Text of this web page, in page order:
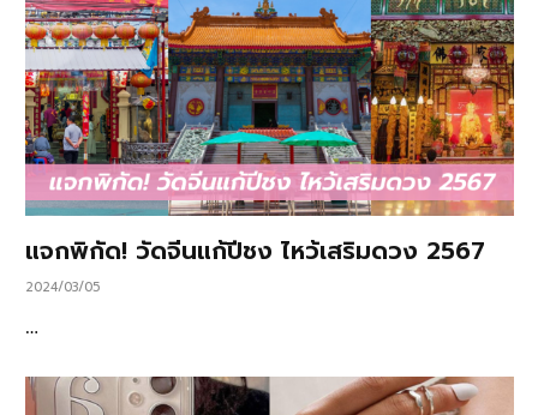
แจกพิกัด! วัดจีนแก้ปีชง ไหว้เสริมดวง 2567
2024/03/05
…